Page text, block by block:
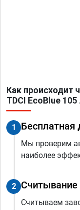
Как происходит
TDCI EcoBlue 105
1 Бесплатная
Мы проверим
наиболее
2 Считывание
Считываем